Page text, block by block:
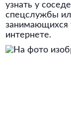
узнать у
спецслужбы
занимающихся
интернете.